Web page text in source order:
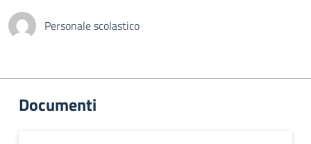
Personale scolastico
Documenti